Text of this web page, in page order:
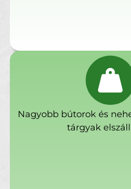
Nagyobb bútorok és
tárgyak